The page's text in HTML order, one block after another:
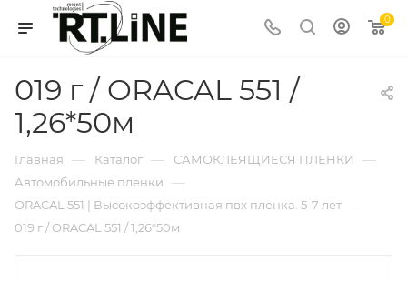
0
019 г / ORACAL 551 /
1,26*50м
Главная — Каталог — САМОКЛЕЯЩИЕСЯ ПЛЕНКИ —
Автомобильные пленки —
ORACAL 551 | Высокоэффективная пвх пленка. 5-7 лет —
019 г / ORACAL 551 / 1,26*50м